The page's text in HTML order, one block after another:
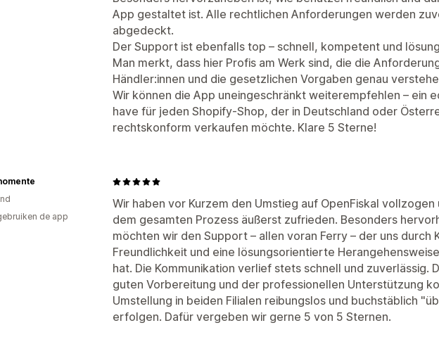
App gestaltet ist. Alle rechtlichen Anforderungen werden
abgedeckt.
Der Support ist ebenfalls top – schnell, kompetent und
Man merkt, dass hier Profis am Werk sind, die die
Händler:innen und die gesetzlichen Vorgaben genau
Wir können die App uneingeschränkt weiterempfehlen – ein
have für jeden Shopify-Shop, der in Deutschland oder
rechtskonform verkaufen möchte. Klare 5 Sterne!
Wir haben vor Kurzem den Umstieg auf OpenFiskal vollzogen
dem gesamten Prozess äußerst zufrieden. Besonders
möchten wir den Support – allen voran Ferry – der uns durch
Freundlichkeit und eine lösungsorientierte
hat. Die Kommunikation verlief stets schnell und zuverlässig.
guten Vorbereitung und der professionellen Unterstützung
Umstellung in beiden Filialen reibungslos und buchstäblich
erfolgen. Dafür vergeben wir gerne 5 von 5 Sternen.
de app